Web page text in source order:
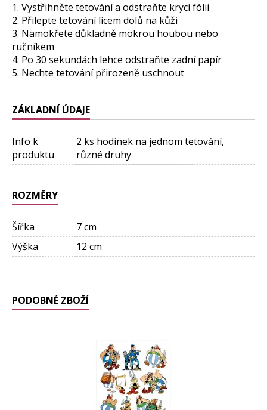
1. Vystřihněte tetování a odstraňte krycí fólii
2. Přilepte tetování lícem dolů na kůži
3. Namokřete důkladně mokrou houbou nebo
ručníkem
4. Po 30 sekundách lehce odstraňte zadní papír
5. Nechte tetování přirozeně uschnout
ZÁKLADNÍ ÚDAJE
Info k
produktu
2 ks hodinek na jednom tetování,
různé druhy
ROZMĚRY
Šířka
7 cm
Výška
12 cm
PODOBNÉ ZBOŽÍ